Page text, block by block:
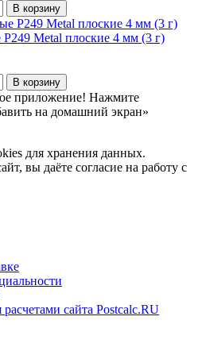
В корзину
Metal плоские 4 мм (3 г)
В корзину
приложение! Нажмите
на домашний экран»
для хранения данных.
вы даёте согласие на работу с
сайта Postcalc.RU